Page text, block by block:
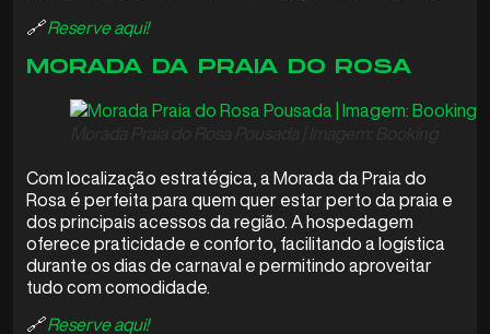
🔗Reserve aqui!
MORADA DA PRAIA DO ROSA
Com localização estratégica, a Morada da Praia do
Rosa é perfeita para quem quer estar perto da praia e
dos principais acessos da região. A hospedagem
oferece praticidade e conforto, facilitando a logística
durante os dias de carnaval e permitindo aproveitar
tudo com comodidade.
🔗Reserve aqui!